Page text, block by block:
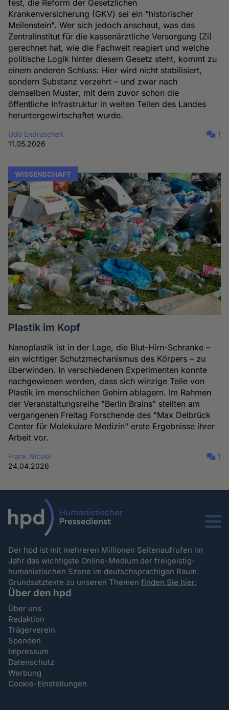
fest, die Reform der Gesetzlichen
Krankenversicherung (GKV) sei ein "historischer
Meilenstein". Wer sich jedoch anschaut, was das
Zentralinstitut für die kassenärztliche Versorgung (Zi)
gerechnet hat, wie die Fachwelt reagiert und welche
politische Logik hinter diesem Gesetz steht, kommt zu
einem anderen Schluss: Hier wird nicht stabilisiert,
sondern Substanz verzehrt – und zwar nach
demselben Muster, mit dem zuvor schon die
öffentliche Infrastruktur in weiten Teilen des Landes
heruntergewirtschaftet wurde.
Udo Endruscheit
11.05.2026
1
WISSENSCHAFT
Plastik im Kopf
Nanoplastik ist in der Lage, die Blut-Hirn-Schranke –
ein wichtiger Schutzmechanismus des Körpers – zu
überwinden. In verschiedenen Experimenten konnte
nachgewiesen werden, dass sich winzige Teile von
Plastik im menschlichen Gehirn ablagern. Im Rahmen
der Veranstaltungsreihe "Berlin Brains" stellten am
vergangenen Freitag Forschende des "Max Delbrück
Center für Molekulare Medizin" erste Ergebnisse ihrer
Arbeit vor.
Frank Nicolai
24.04.2026
1
Menu
Der hpd ist mit mehreren Millionen Seitenaufrufen im
Jahr das wichtigste Online-Medium der freigeistig-
humanistischen Szene im deutschsprachigen Raum.
Grundsatztexte zu unseren Themenfinden Sie hier.
Über den hpd
Über uns
Redaktion
Trägerverein
Spenden
Impressum
Datenschutz
Werbung
Cookie-Einstellungen